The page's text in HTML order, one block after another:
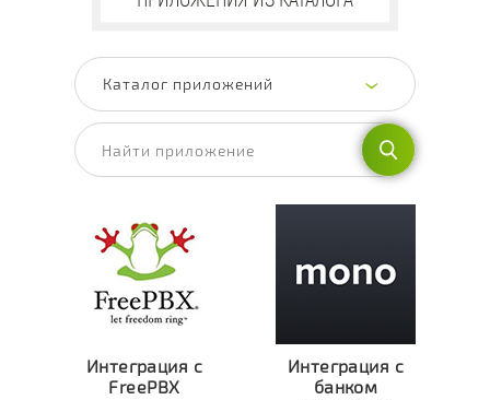
Каталог приложений
Интеграция с
FreePBX
Интеграция с
банком